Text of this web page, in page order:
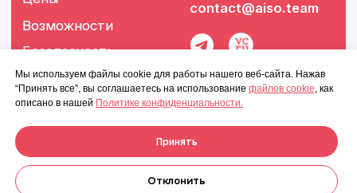
Мы используем файлы cookie для работы нашего веб-сайта. Нажав
“Принять все”, вы соглашаетесь на использование файлов cookie, как
описано в нашей Политике конфиденциальности.
Принять
Отклонить